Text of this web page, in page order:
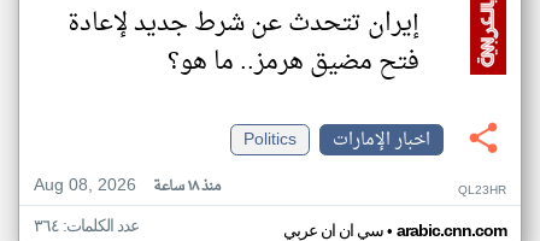
إيران تتحدث عن شرط جديد لإعادة
فتح مضيق هرمز.. ما هو؟
اخبار الإمارات
Politics
Aug 08, 2026
منذ ١٨ ساعة QL23HR
سي ان ان عربي• arabic.cnn.com عدد الكلمات: ٣٦٤